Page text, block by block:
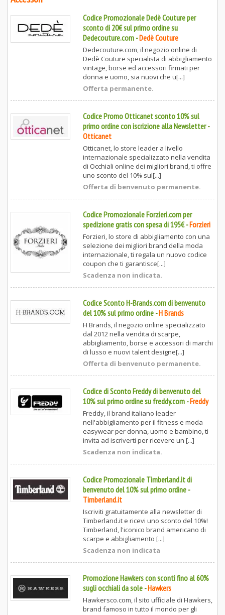
Codice Promozionale Dedè Couture per
sconto di 20€ sul primo ordine su
Dedecouture.com-Dedè Couture
Dedecouture.com, il negozio online di
Dedè Couture specialista di abbigliamento
vintage, borse ed accessori firmati per
donna e uomo, sia nuovi che u[...]
Offerta permanente.
Codice Promo Otticanet sconto 10% sul
primo ordine con iscrizione alla Newsletter-
Otticanet
Otticanet, lo store leader a livello
internazionale specializzato nella vendita
di Occhiali online dei migliori brand, ti offre
uno sconto del 10% sul[...]
Offerta di benvenuto permanente.
Codice Promozionale Forzieri.com per
spedizione gratis con spesa di 195€-Forzieri
Forzieri, lo store di abbigliamento con una
selezione dei migliori brand della moda
internazionale, ti regala un nuovo codice
coupon che ti garantisce[...]
Scadenza non indicata.
Codice Sconto H-Brands.com di benvenuto
del 10% sul primo ordine-H Brands
H Brands, il negozio online specializzato
dal 2012 nella vendita di scarpe,
abbigliamento, borse e accessori di marchi
di lusso e nuovi talent designe[...]
Offerta di benvenuto permanente.
Codice di Sconto Freddy di benvenuto del
10% sul primo ordine su freddy.com-Freddy
Freddy, il brand italiano leader
nell'abbigliamento per il fitness e moda
easywear per donna, uomo e bambino, ti
invita ad iscriverti per ricevere un [...]
Scadenza non indicata.
Codice Promozionale Timberland.it di
benvenuto del 10% sul primo ordine-
Timberland.it
Iscriviti gratuitamente alla newsletter di
Timberland.it e ricevi uno sconto del 10%!
Timberland, l'iconico brand americano di
scarpe e abbigliamento [...]
Scadenza non indicata
Promozione Hawkers con sconti fino al 60%
sugli occhiali da sole-Hawkers
Hawkersco.com, il sito ufficiale di Hawkers,
brand famoso in tutto il mondo per gli